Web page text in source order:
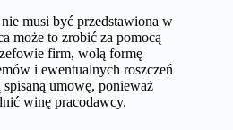
musi być przedstawiona w
może to zrobić za pomocą
firm, wolą formę
i ewentualnych roszczeń
umowę, ponieważ
winę pracodawcy.